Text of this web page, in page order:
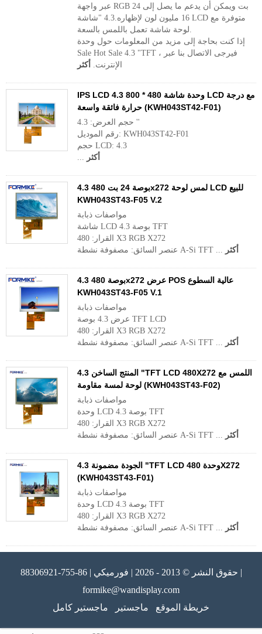
عبر واجهة RGB 24 بت ويمكن أن يدعم ما يصل إلى
16 مليون لون لإظهاره.4.3 "شاشة LCD متوفرة مع
لوحة شاشة تعمل باللمس بالسعة.
إذا كنت بحاجة إلى مزيد من المعلومات حول وحدة
Sale Hot Sale 4.3 "TFT ، فيرجى الاتصال بنا عبر
الإنترنت. أكثر
IPS LCD 4.3 800 * 480 وحدة شاشة LCD مع درجة
حرارة فائقة واسعة (KWH043ST42-F01)
حجم العرض: 4.3 ''
رقم الموديل: KWH043ST42-F01
حجم LCD: 4.3
... أكثر
4.3 بوصة 24 بت 480x272 لمس لوحة LCD للبيع
KWH043ST43-F05 V.2
شاشة LCD 4.3 بوصة TFT
القرار: 480 X3 RGB X272
عنصر السائق: مصفوفة نشطة A-Si TFT ... أكثر
4.3 بوصة 480x272 عرض POS عالية السطوع
KWH043ST43-F05 V.1
عرض 4.3 بوصة TFT LCD
القرار: 480 X3 RGB X272
عنصر السائق: مصفوفة نشطة A-Si TFT ... أكثر
المنتج الساخن 4.3 "TFT LCD 480X272 اللمس مع
لوحة لمسة مقاومة (KWH043ST43-F02)
وحدة LCD 4.3 بوصة TFT
القرار: 480 X3 RGB X272
عنصر السائق: مصفوفة نشطة A-Si TFT ... أكثر
الجودة مضمونة 4.3 "TFT LCD وحدة 480X272
(KWH043ST43-F01)
وحدة LCD 4.3 بوصة TFT
القرار: 480 X3 RGB X272
عنصر السائق: مصفوفة نشطة A-Si TFT ... أكثر
حقوق النشر © 2013 - 2026 | فورميكي | 86-755-88306921 |
formike@wandisplay.com
خريطة الموقع
ماجستير ماجستير كامل